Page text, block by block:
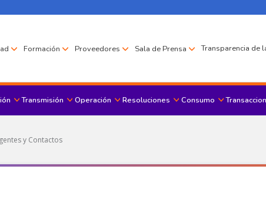
Formación Proveedores Sala de Prensa Transparencia de
Menu
Transmisión Operación Resoluciones Consumo
y Contactos